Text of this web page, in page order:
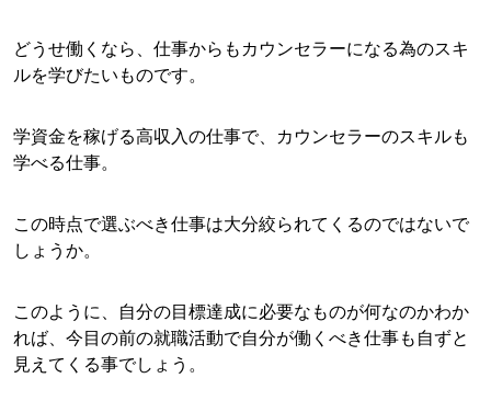
どうせ働くなら、仕事からもカウンセラーになる為のスキ
ルを学びたいものです。
学資金を稼げる高収入の仕事で、カウンセラーのスキルも
学べる仕事。
この時点で選ぶべき仕事は大分絞られてくるのではないで
しょうか。
このように、自分の目標達成に必要なものが何なのかわか
れば、今目の前の就職活動で自分が働くべき仕事も自ずと
見えてくる事でしょう。